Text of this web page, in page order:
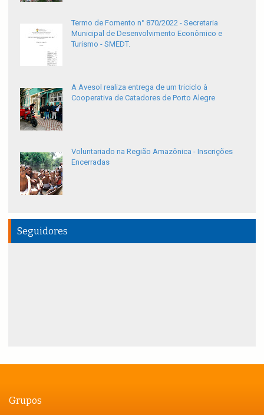
Termo de Fomento n° 870/2022 - Secretaria
Municipal de Desenvolvimento Econômico e
Turismo - SMEDT.
A Avesol realiza entrega de um triciclo à
Cooperativa de Catadores de Porto Alegre
Voluntariado na Região Amazônica - Inscrições
Encerradas
Seguidores
Grupos